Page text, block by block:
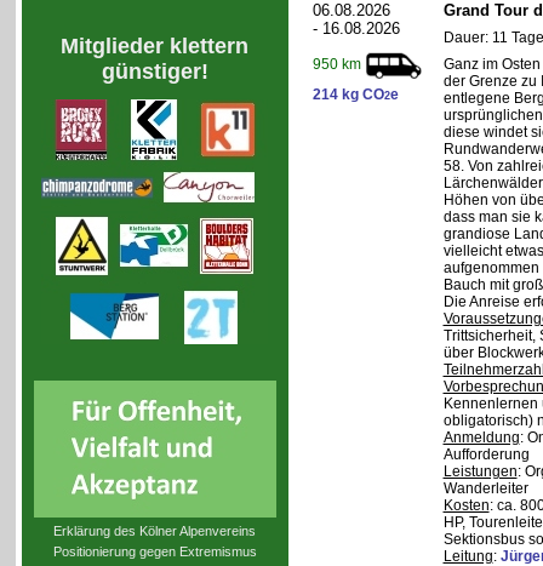
Mitglieder klettern
günstiger!
Erklärung des Kölner Alpenvereins
Positionierung gegen Extremismus
06.08.2026
- 16.08.2026
950 km
214 kg CO2e
Grand Tour
Dauer: 11
Ganz im
der Grenze zu
entlegene
diese windet
58. Von
Höhen von
dass man sie
grandiose
vielleicht
Bauch mit
Die Anreise
Trittsicherheit,
über
obligatorisch)
Anmeldung:
Aufforderung
Leistungen:
Wanderleiter
Kosten: ca.
HP,
Sektionsbus
Leitung: